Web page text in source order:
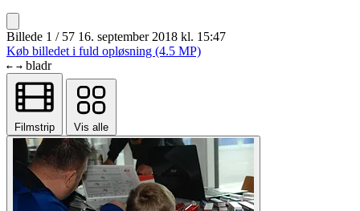
Billede 1 / 57 16. september 2018 kl. 15:47
Køb billedet i fuld opløsning (4.5 MP)
← → bladr
Filmstrip Vis alle